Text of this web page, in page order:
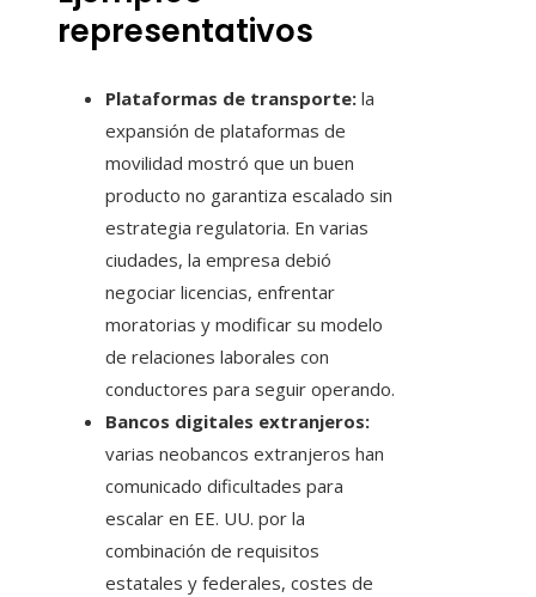
representativos
Plataformas de transporte: la
expansión de plataformas de
movilidad mostró que un buen
producto no garantiza escalado sin
estrategia regulatoria. En varias
ciudades, la empresa debió
negociar licencias, enfrentar
moratorias y modificar su modelo
de relaciones laborales con
conductores para seguir operando.
Bancos digitales extranjeros:
varias neobancos extranjeros han
comunicado dificultades para
escalar en EE. UU. por la
combinación de requisitos
estatales y federales, costes de